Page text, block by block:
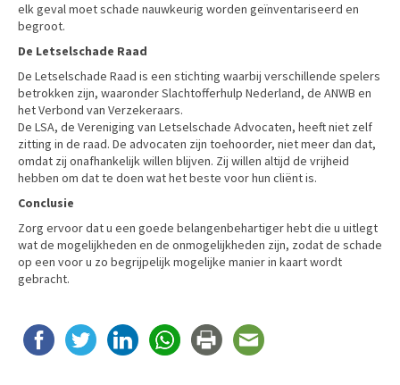
elk geval moet schade nauwkeurig worden geïnventariseerd en
begroot.
De Letselschade Raad
De Letselschade Raad is een stichting waarbij verschillende spelers
betrokken zijn, waaronder Slachtofferhulp Nederland, de ANWB en
het Verbond van Verzekeraars.
De LSA, de Vereniging van Letselschade Advocaten, heeft niet zelf
zitting in de raad. De advocaten zijn toehoorder, niet meer dan dat,
omdat zij onafhankelijk willen blijven. Zij willen altijd de vrijheid
hebben om dat te doen wat het beste voor hun cliënt is.
Conclusie
Zorg ervoor dat u een goede belangenbehartiger hebt die u uitlegt
wat de mogelijkheden en de onmogelijkheden zijn, zodat de schade
op een voor u zo begrijpelijk mogelijke manier in kaart wordt
gebracht.